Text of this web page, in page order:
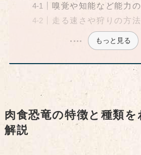
嗅覚や知能など能力
走る速さや狩りの方
もっと見る
肉食恐竜の特徴と種類を
解説